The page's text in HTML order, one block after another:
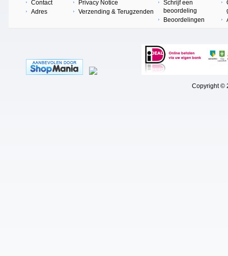
Contact
Adres
Privacy Notice
Verzending & Terugzenden
Schrijf een
beoordeling
Beoordelingen
Copyright ©